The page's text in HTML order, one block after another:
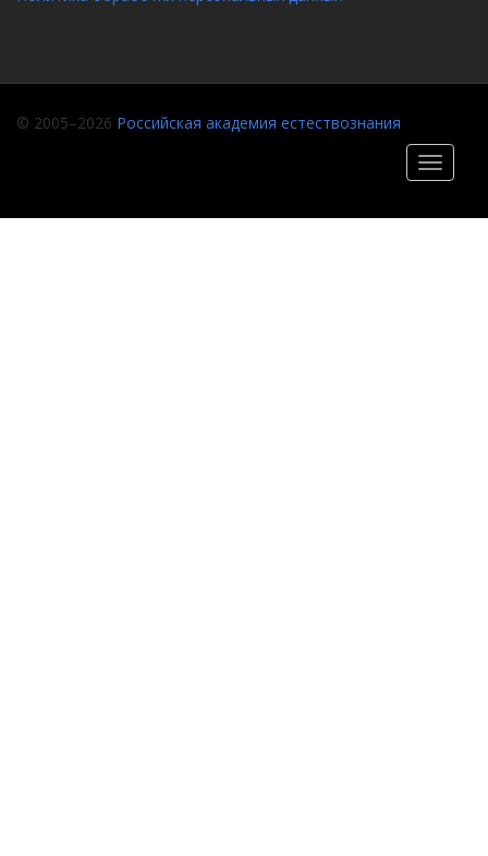
© 2005–2026 Российская академия естествознания
Toggle